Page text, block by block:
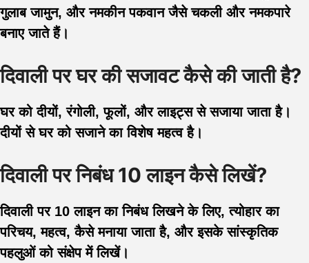
गुलाब जामुन, और नमकीन पकवान जैसे चकली और नमकपारे
बनाए जाते हैं।
दिवाली पर घर की सजावट कैसे की जाती है?
घर को दीयों, रंगोली, फूलों, और लाइट्स से सजाया जाता है।
दीयों से घर को सजाने का विशेष महत्व है।
दिवाली पर निबंध 10 लाइन कैसे लिखें?
दिवाली पर 10 लाइन का निबंध लिखने के लिए, त्योहार का
परिचय, महत्व, कैसे मनाया जाता है, और इसके सांस्कृतिक
पहलुओं को संक्षेप में लिखें।